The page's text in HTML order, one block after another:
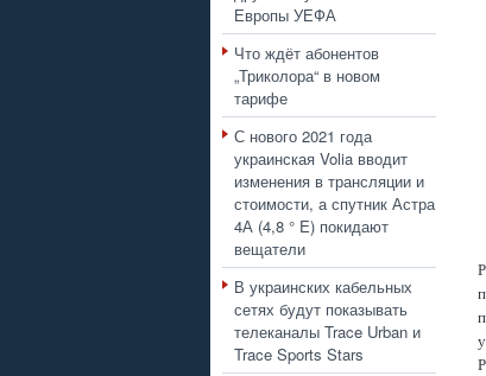
Европы УЕФА
Что ждёт абонентов
„Триколора“ в новом
тарифе
С нового 2021 года
украинская Volia вводит
изменения в трансляции и
стоимости, а спутник Астра
4А (4,8 ° E) покидают
вещатели
В украинских кабельных
сетях будут показывать
телеканалы Trace Urban и
Trace Sports Stars